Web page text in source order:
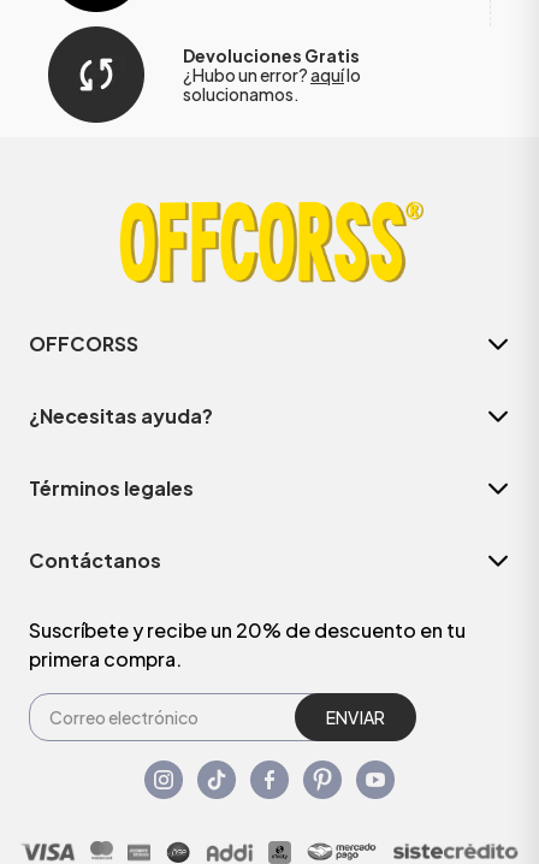
Devoluciones Gratis
¿Hubo un error?aquílo
solucionamos.
OFFCORSS
¿Necesitas ayuda?
Términos legales
Contáctanos
Suscríbete y recibe un 20% de descuento en tu
primera compra.
ENVIAR